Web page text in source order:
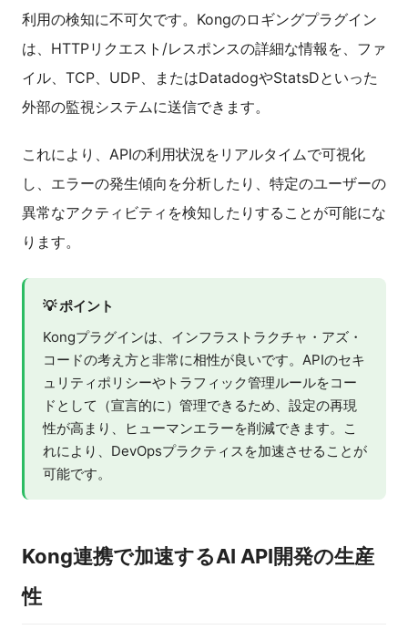
利用の検知に不可欠です。Kongのロギングプラグイン
は、HTTPリクエスト/レスポンスの詳細な情報を、ファ
イル、TCP、UDP、またはDatadogやStatsDといった
外部の監視システムに送信できます。
これにより、APIの利用状況をリアルタイムで可視化
し、エラーの発生傾向を分析したり、特定のユーザーの
異常なアクティビティを検知したりすることが可能にな
ります。
💡 ポイント
Kongプラグインは、インフラストラクチャ・アズ・
コードの考え方と非常に相性が良いです。APIのセキ
ュリティポリシーやトラフィック管理ルールをコー
ドとして（宣言的に）管理できるため、設定の再現
性が高まり、ヒューマンエラーを削減できます。こ
れにより、DevOpsプラクティスを加速させることが
可能です。
Kong連携で加速するAI API開発の生産
性